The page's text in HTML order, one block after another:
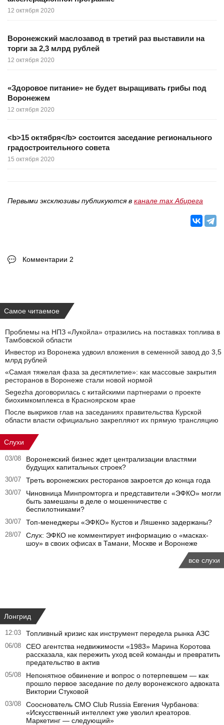
12 октября 2020
Воронежский маслозавод в третий раз выставили на
торги за 2,3 млрд рублей
12 октября 2020
«Здоровое питание» не будет выращивать грибы под
Воронежем
12 октября 2020
<b>15 октября</b> состоится заседание регионального
градостроительного совета
15 октября 2020
Первыми эксклюзивы публикуются в канале max Абирега
Комментарии 2
Самое читаемое
Проблемы на НПЗ «Лукойла» отразились на поставках топлива в
Тамбовской области
Инвестор из Воронежа удвоил вложения в семенной завод до 3,5
млрд рублей
«Самая тяжелая фаза за десятилетие»: как массовые закрытия
ресторанов в Воронеже стали новой нормой
Segezha договорилась с китайскими партнерами о проекте
биохимкомплекса в Красноярском крае
После выкриков глав на заседаниях правительства Курской
области власти официально закрепляют их прямую трансляцию
Слухи
03/08
Воронежский бизнес ждет централизации властями
будущих капитальных строек?
30/07 Треть воронежских ресторанов закроется до конца года
30/07
Чиновница Минпромторга и представители «ЭФКО» могли
быть замешаны в деле о мошенничестве с
беспилотниками?
30/07 Топ-менеджеры «ЭФКО» Кустов и Ляшенко задержаны?
28/07
Слух: ЭФКО не комментирует информацию о «масках-
шоу» в своих офисах в Тамани, Москве и Воронеже
все слухи
Лонгрид
12:03 Топливный кризис как инструмент передела рынка АЗС
06/08
CEO агентства недвижимости «1983» Марина Коротова
рассказала, как пережить уход всей команды и превратить
предательство в актив
05/08
Непонятное обвинение и вопрос о потерпевшем — как
прошло первое заседание по делу воронежского адвоката
Виктории Стуковой
03/08
Сооснователь CMO Club Russia Евгения Чурбанова:
«Искусственный интеллект уже уволил креаторов.
Маркетинг — следующий»